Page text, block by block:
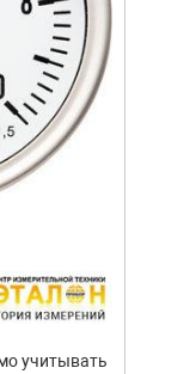
учитывать